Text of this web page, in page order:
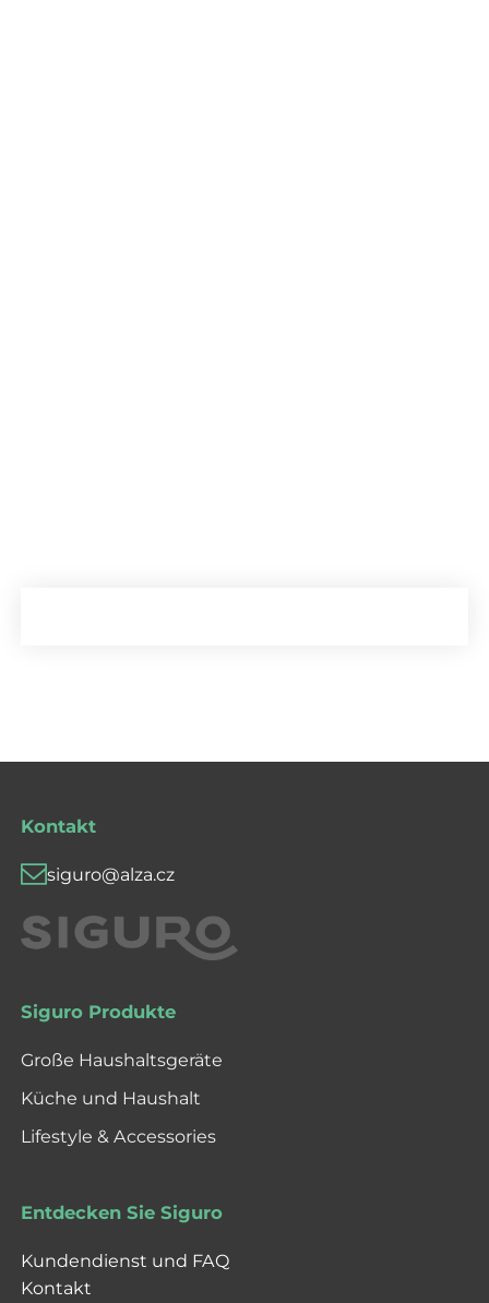
Kontakt
siguro@alza.cz
Siguro Produkte
Große Haushaltsgeräte
Küche und Haushalt
Lifestyle & Accessories
Entdecken Sie Siguro
Kundendienst und FAQ
Kontakt